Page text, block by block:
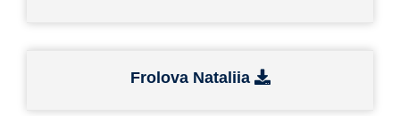
Frolova Nataliia